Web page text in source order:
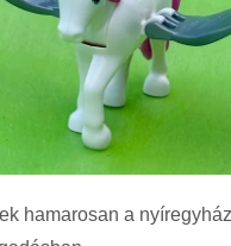
hamarosan a